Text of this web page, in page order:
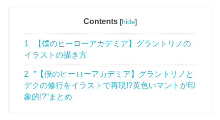
Contents [hide]
1
【僕のヒーローアカデミア】グラントリノの
イラストの描き方
2
”【僕のヒーローアカデミア】グラントリノと
デクの修行をイラストで再現!?黄色いマントが印
象的!?”まとめ